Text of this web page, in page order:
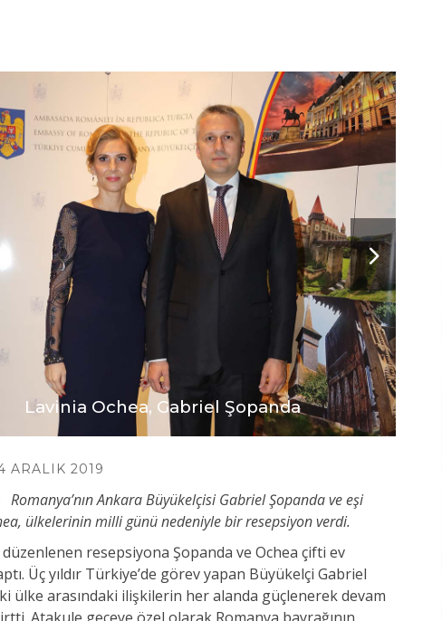
Lavinia Ochea, Gabriel Şopanda
ARALIK 2019
Romanya’nın Ankara Büyükelçisi Gabriel Şopanda ve eşi
ülkelerinin milli günü nedeniyle bir resepsiyon verdi.
düzenlenen resepsiyona Şopanda ve Ochea çifti ev
Üç yıldır Türkiye’de görev yapan Büyükelçi Gabriel
ülke arasındaki ilişkilerin her alanda güçlenerek devam